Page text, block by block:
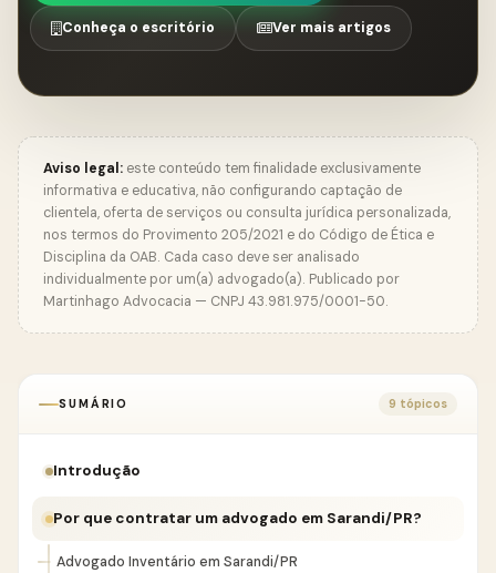
Conheça o escritório Ver mais artigos
Aviso legal: este conteúdo tem finalidade exclusivamente
informativa e educativa, não configurando captação de
clientela, oferta de serviços ou consulta jurídica personalizada,
nos termos do Provimento 205/2021 e do Código de Ética e
Disciplina da OAB. Cada caso deve ser analisado
individualmente por um(a) advogado(a). Publicado por
Martinhago Advocacia — CNPJ 43.981.975/0001-50.
SUMÁRIO 9 tópicos
Introdução
Por que contratar um advogado em Sarandi/PR?
Advogado Inventário em Sarandi/PR